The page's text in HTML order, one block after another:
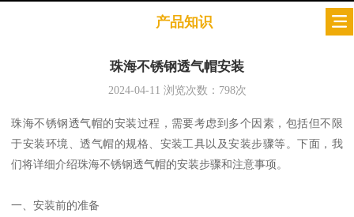
产品知识
珠海不锈钢透气帽安装
2024-04-11 浏览次数： 798次
珠海不锈钢透气帽的安装过程，需要考虑到多个因素，包括但不限
于安装环境、透气帽的规格、安装工具以及安装步骤等。下面，我
们将详细介绍珠海不锈钢透气帽的安装步骤和注意事项。
一、安装前的准备